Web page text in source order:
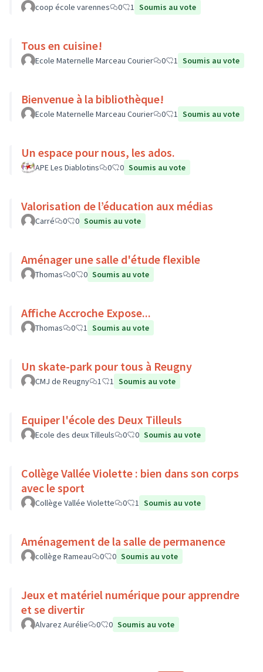
coop école varennes 0 1 Soumis au vote
Tous en cuisine!
Ecole Maternelle Marceau Courier 0 1 Soumis au vote
Bienvenue à la bibliothèque!
Ecole Maternelle Marceau Courier 0 1 Soumis au vote
Un espace pour nous, les ados.
APE Les Diablotins 0 0 Soumis au vote
Valorisation de l’éducation aux médias
Carré 0 0 Soumis au vote
Aménager une salle d'étude flexible
Thomas 0 0 Soumis au vote
Affiche Accroche Expose...
Thomas 0 1 Soumis au vote
Un skate-park pour tous à Reugny
CMJ de Reugny 1 1 Soumis au vote
Equiper l'école des Deux Tilleuls
Ecole des deux Tilleuls 0 0 Soumis au vote
Collège Vallée Violette : bien dans son corps
avec le sport
Collège Vallée Violette 0 1 Soumis au vote
Aménagement de la salle de permanence
collège Rameau 0 0 Soumis au vote
Jeux et matériel numérique pour apprendre
et se divertir
Alvarez Aurélie 0 0 Soumis au vote